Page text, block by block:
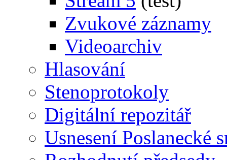
Zvukové záznamy
Videoarchiv
Hlasování
Stenoprotokoly
Digitální repozitář
Usnesení Poslanecké